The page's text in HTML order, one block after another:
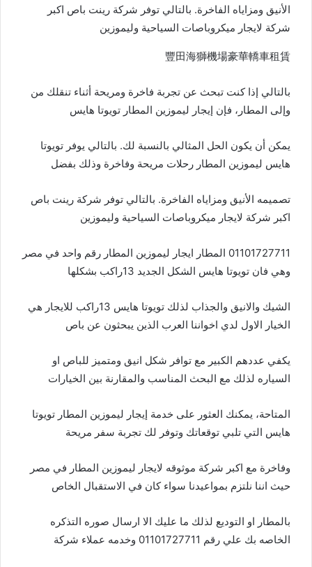
الأنيق ومزاياه الفاخرة. بالتالي توفر شركة رينت باص اكبر
شركة لايجار ميكروباصات السياحية وليموزين
豐田海獅機場豪華轎車租賃
بالتالي إذا كنت تبحث عن تجربة فاخرة ومريحة أثناء تنقلك من
وإلى المطار، فإن إيجار ليموزين المطار تويوتا هايس
يمكن أن يكون الحل المثالي بالنسبة لك. بالتالي يوفر تويوتا
هايس ليموزين المطار رحلات مريحة وفاخرة وذلك بفضل
تصميمه الأنيق ومزاياه الفاخرة. بالتالي توفر شركة رينت باص
اكبر شركة لايجار ميكروباصات السياحية وليموزين
01101727711 المطار ايجار ليموزين المطار رقم واحد في مصر
وهي فان تويوتا هايس الشكل الجديد 13راكب بشكلها
الشيك والانيق والجذاب لذلك تويوتا هايس 13راكب للايجار هي
الخيار الاول لدي اخواننا العرب الذين يبحثون عن باص
يكفي عددهم الكبير مع توافر شكل انيق ومتميز للباص او
السياره لذلك مع البحث المناسب والمقارنة بين الخيارات
المتاحة، يمكنك العثور على خدمة إيجار ليموزين المطار تويوتا
هايس التي تلبي توقعاتك وتوفر لك تجربة سفر مريحة
وفاخرة مع اكبر شركة موثوقه لايجار ليموزين المطار في مصر
حيث اننا نلتزم بمواعيدنا سواء كان في الاستقبال الخاص
بالمطار او التوديع لذلك ما عليك الا ارسال صوره التذكره
الخاصه بك علي رقم 01101727711 وخدمه عملاء شركة